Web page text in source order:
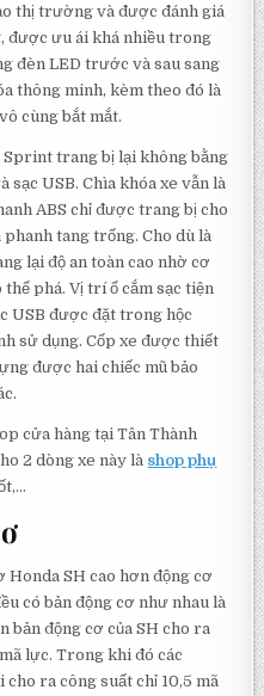
thị trường và được đánh giá
được ưu ái khá nhiều trong
đèn LED trước và sau sang
thông minh, kèm theo đó là
cùng bắt mắt.
Sprint trang bị lại không bằng
sạc USB. Chìa khóa xe vẫn là
ABS chỉ được trang bị cho
tang trống. Cho dù là
lại độ an toàn cao nhờ cơ
phá. Vị trí ổ cắm sạc tiện
USB được đặt trong hộc
sử dụng. Cốp xe được thiết
được hai chiếc mũ bảo
cửa hàng tại Tân Thành
2 dòng xe này là shop phụ
Honda SH cao hơn động cơ
có bản động cơ như nhau là
bản động cơ của SH cho ra
lực. Trong khi đó các
ra công suất chỉ 10,5 mã